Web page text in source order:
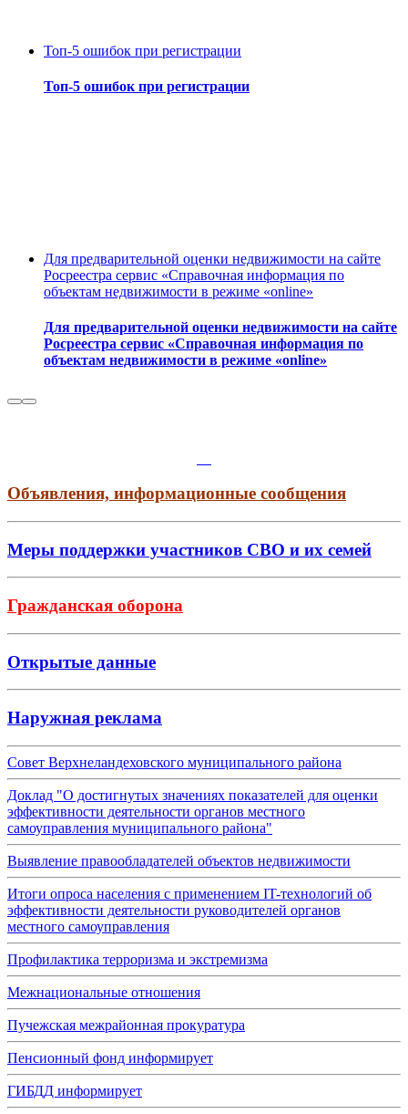
Топ-5 ошибок при регистрации
Топ-5 ошибок при регистрации
Для предварительной оценки недвижимости на сайте
Росреестра сервис «Справочная информация по
объектам недвижимости в режиме «online»
Для предварительной оценки недвижимости на сайте
Росреестра сервис «Справочная информация по
объектам недвижимости в режиме «online»
Объявления, информационные сообщения
Меры поддержки участников СВО и их семей
Гражданская оборона
Открытые данные
Наружная реклама
Совет Верхнеландеховского муниципального района
Доклад "О достигнутых значениях показателей для оценки
эффективности деятельности органов местного
самоуправления муниципального района"
Выявление правообладателей объектов недвижимости
Итоги опроса населения с применением IT-технологий об
эффективности деятельности руководителей органов
местного самоуправления
Профилактика терроризма и экстремизма
Межнациональные отношения
Пучежская межрайонная прокуратура
Пенсионный фонд информирует
ГИБДД информирует